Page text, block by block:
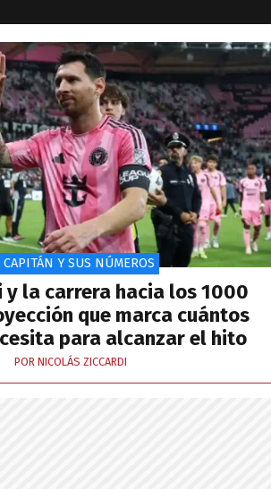
CAPITÁN Y SUS NÚMEROS
y la carrera hacia los 1000
que marca cuántos
para alcanzar el hito
POR NICOLÁS ZICCARDI